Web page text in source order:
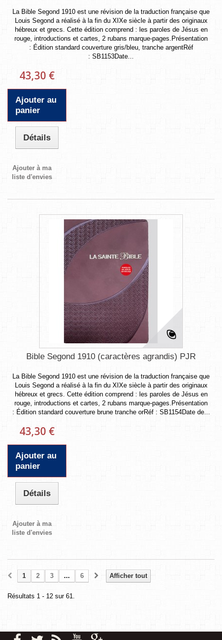
La Bible Segond 1910 est une révision de la traduction française que
Louis Segond a réalisé à la fin du XIXe siècle à partir des originaux
hébreux et grecs. Cette édition comprend : les paroles de Jésus en
rouge, introductions et cartes, 2 rubans marque-pages.Présentation
: Édition standard couverture gris/bleu, tranche argentRéf
: SB1153Date...
43,30 €
Ajouter au
panier
Détails
Ajouter à ma
liste d'envies
Bible Segond 1910 (caractères agrandis) PJR
La Bible Segond 1910 est une révision de la traduction française que
Louis Segond a réalisé à la fin du XIXe siècle à partir des originaux
hébreux et grecs. Cette édition comprend : les paroles de Jésus en
rouge, introductions et cartes, 2 rubans marque-pages.Présentation
: Édition standard couverture brune tranche orRéf : SB1154Date de...
43,30 €
Ajouter au
panier
Détails
Ajouter à ma
liste d'envies
Afficher tout
1 2 3 ... 6
Résultats 1 - 12 sur 61.